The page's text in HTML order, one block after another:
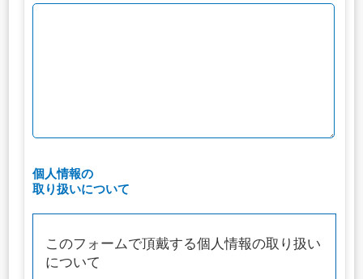
個人情報の
取り扱いについて
このフォームで頂戴する個人情報の取り扱い
について